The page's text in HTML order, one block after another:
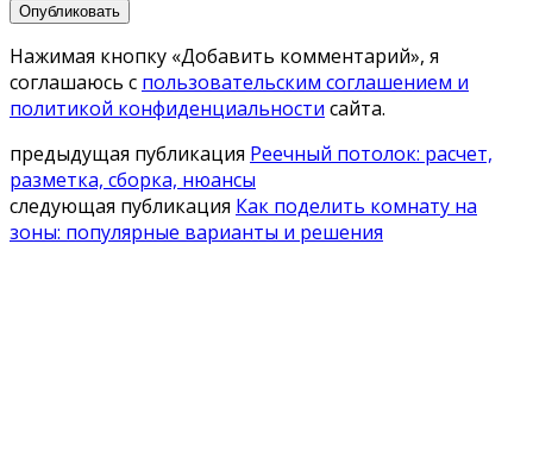
Опубликовать
Нажимая кнопку «Добавить комментарий», я
соглашаюсь с пользовательским соглашением и
политикой конфиденциальности сайта.
предыдущая публикация Реечный потолок: расчет,
разметка, сборка, нюансы
следующая публикация Как поделить комнату на
зоны: популярные варианты и решения